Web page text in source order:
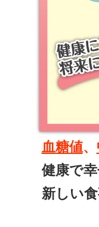
血糖値、
健康で
新しい